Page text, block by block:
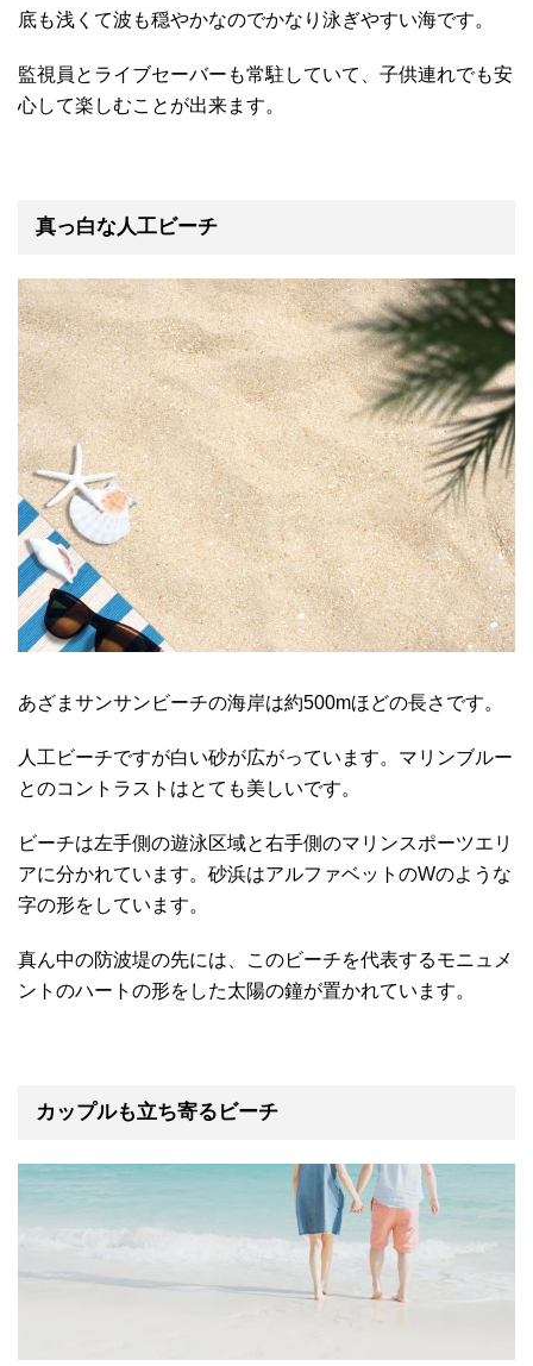
底も浅くて波も穏やかなのでかなり泳ぎやすい海です。
監視員とライブセーバーも常駐していて、子供連れでも安
心して楽しむことが出来ます。
真っ白な人工ビーチ
あざまサンサンビーチの海岸は約500mほどの長さです。
人工ビーチですが白い砂が広がっています。マリンブルー
とのコントラストはとても美しいです。
ビーチは左手側の遊泳区域と右手側のマリンスポーツエリ
アに分かれています。砂浜はアルファベットのWのような
字の形をしています。
真ん中の防波堤の先には、このビーチを代表するモニュメ
ントのハートの形をした太陽の鐘が置かれています。
カップルも立ち寄るビーチ